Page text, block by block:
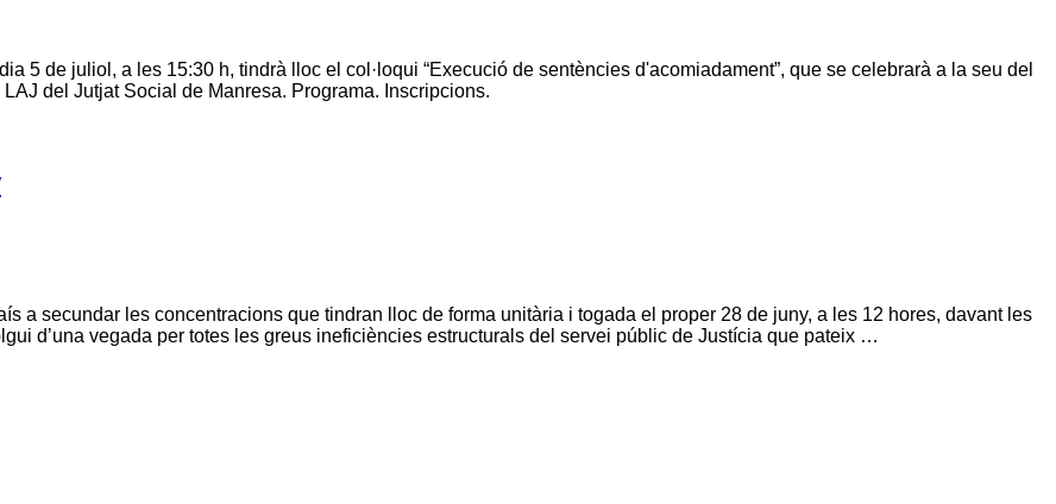
5 de juliol, a les 15:30 h, tindrà lloc el col·loqui “Execució de sentències d'acomiadament”, que se celebrarà a la seu del
del Jutjat Social de Manresa. Programa. Inscripcions.
a secundar les concentracions que tindran lloc de forma unitària i togada el proper 28 de juny, a les 12 hores, davant les
d’una vegada per totes les greus ineficiències estructurals del servei públic de Justícia que pateix …